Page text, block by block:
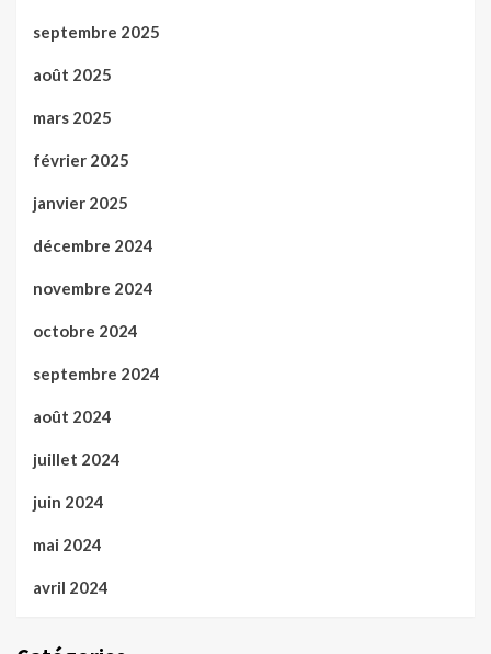
septembre 2025
août 2025
mars 2025
février 2025
janvier 2025
décembre 2024
novembre 2024
octobre 2024
septembre 2024
août 2024
juillet 2024
juin 2024
mai 2024
avril 2024